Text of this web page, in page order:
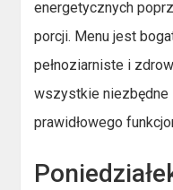
energetycznych
porcji. Menu jest
pełnoziarniste i
wszystkie niezbędne
prawidłowego